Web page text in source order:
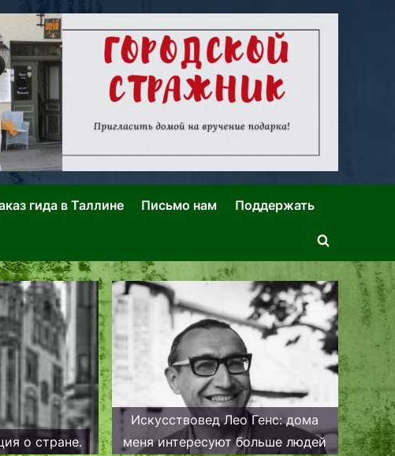
гида в Таллине Письмо нам Поддержать
Toggle
search
form
о стране.
Искусствовед Лео Генс: дома
меня интересуют больше людей